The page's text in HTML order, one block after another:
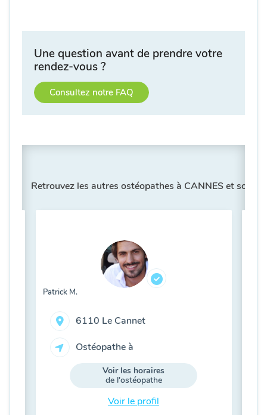
Une question avant de prendre votre
rendez-vous ?
Consultez notre FAQ
Retrouvez les autres ostéopathes à CANNES et son
Patrick M.
6110 Le Cannet
Ostéopathe à
Voir les horaires
de l'ostéopathe
Voir le profil